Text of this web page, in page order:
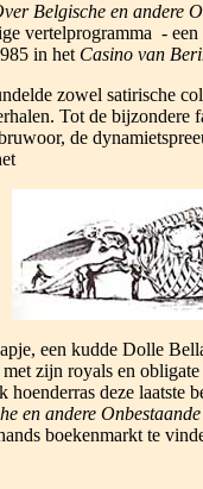
Belgische en andere
vertelprogramma - een
in het Casino van
zowel satirische
Tot de bijzondere
de
een kudde Dolle
zijn royals en
hoenderras deze laatste
en andere Onbestaande
boekenmarkt te